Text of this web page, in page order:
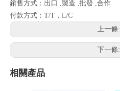
銷售方式：出口 ,製造 ,批發 ,合作
付款方式：T/T，L/C
上一條:
下一條:
相關產品